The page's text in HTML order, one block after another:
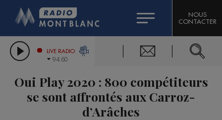
LES CHRONIQUES DE L'EXPERT
CITIZEN MACHINERY
GRAND MASSIF DOMAINES SKIABLES
BIGARD
COMPAGNIE DU MONT-BLANC
NOUS
CONTACTER
LIVE RADIO
94.60
Oui Play 2020 : 800 compétiteurs
se sont affrontés aux Carroz-
d’Arâches